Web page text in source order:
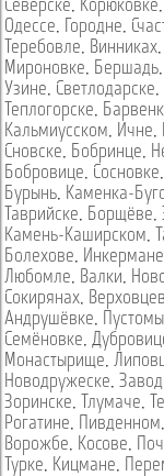
Северске, Корюковке,
Одессе, Городне,
Теребовле, Винниках,
Мироновке, Бершадь,
Узине, Светлодарске,
Теплогорске,
Кальмиусском, Ичне,
Сновске, Бобринце,
Бобровице, Сосновке,
Бурынь, Каменка-
Таврийске, Борщёве,
Камень-Каширском,
Болехове, Инкермане
Любомле, Валки,
Сокирянах,
Андрушёвке,
Семёновке,
Монастырище,
Новодружеске,
Зоринске, Тлумаче,
Рогатине, Пивденном,
Ворожбе, Косове,
Турке, Кицмане,